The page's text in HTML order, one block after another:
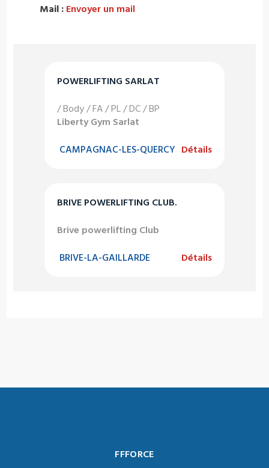
POWERLIFTING SARLAT
/ Body / FA / PL / DC / BP
Liberty Gym Sarlat
CAMPAGNAC-LES-QUERCY Détails
BRIVE POWERLIFTING CLUB.
Brive powerlifting Club
BRIVE-LA-GAILLARDE Détails
Mail : Envoyer un mail
FFFORCE